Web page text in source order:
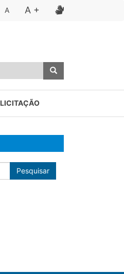
A A +
LICITAÇÃO
Pesquisar